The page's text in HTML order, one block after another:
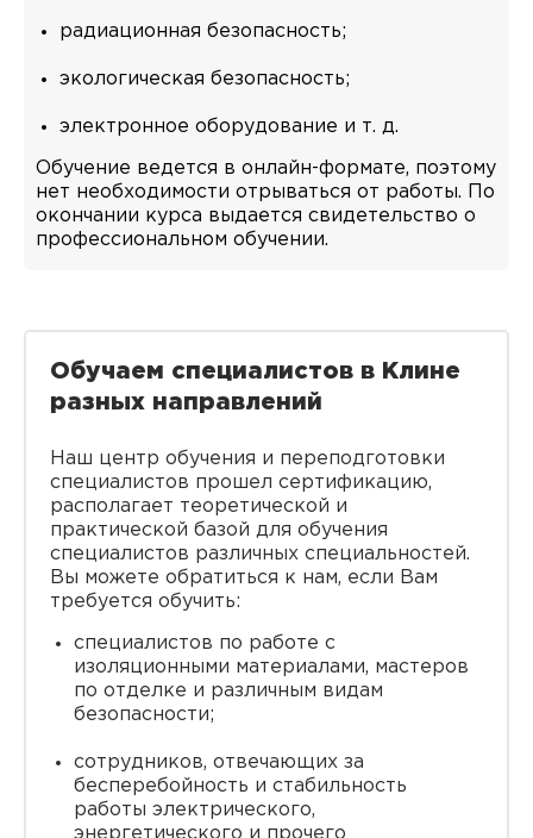
радиационная безопасность;
экологическая безопасность;
электронное оборудование и т. д.
Обучение ведется в онлайн-формате, поэтому
нет необходимости отрываться от работы. По
окончании курса выдается свидетельство о
профессиональном обучении.
Обучаем специалистов в Клине
разных направлений
Наш центр обучения и переподготовки
специалистов прошел сертификацию,
располагает теоретической и
практической базой для обучения
специалистов различных специальностей.
Вы можете обратиться к нам, если Вам
требуется обучить:
специалистов по работе с
изоляционными материалами, мастеров
по отделке и различным видам
безопасности;
сотрудников, отвечающих за
бесперебойность и стабильность
работы электрического,
энергетического и прочего